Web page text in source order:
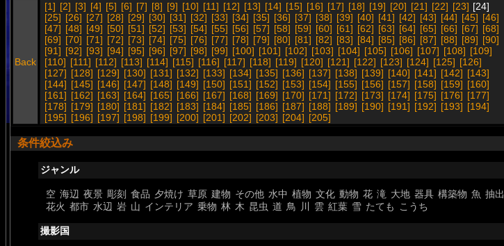
Back
[1] [2] [3] [4] [5] [6] [7] [8] [9] [10] [11] [12] [13] [14] [15] [16] [17] [18] [19] [20] [21] [22] [23] [24]
[25] [26] [27] [28] [29] [30] [31] [32] [33] [34] [35] [36] [37] [38] [39] [40] [41] [42] [43] [44] [45] [46]
[47] [48] [49] [50] [51] [52] [53] [54] [55] [56] [57] [58] [59] [60] [61] [62] [63] [64] [65] [66] [67] [68]
[69] [70] [71] [72] [73] [74] [75] [76] [77] [78] [79] [80] [81] [82] [83] [84] [85] [86] [87] [88] [89] [90]
[91] [92] [93] [94] [95] [96] [97] [98] [99] [100] [101] [102] [103] [104] [105] [106] [107] [108] [109]
[110] [111] [112] [113] [114] [115] [116] [117] [118] [119] [120] [121] [122] [123] [124] [125] [126]
[127] [128] [129] [130] [131] [132] [133] [134] [135] [136] [137] [138] [139] [140] [141] [142] [143]
[144] [145] [146] [147] [148] [149] [150] [151] [152] [153] [154] [155] [156] [157] [158] [159] [160]
[161] [162] [163] [164] [165] [166] [167] [168] [169] [170] [171] [172] [173] [174] [175] [176] [177]
[178] [179] [180] [181] [182] [183] [184] [185] [186] [187] [188] [189] [190] [191] [192] [193] [194]
[195] [196] [197] [198] [199] [200] [201] [202] [203] [204] [205]
条件絞込み
ジャンル
空 海辺 夜景 彫刻 食品 夕焼け 草原 建物 その他 水中 植物 文化 動物 花 滝 大地 器具 構築物 魚 抽出
花火 都市 水辺 岩 山 インテリア 乗物 林 木 昆虫 道 鳥 川 雲 紅葉 雪 たても こうち
撮影国